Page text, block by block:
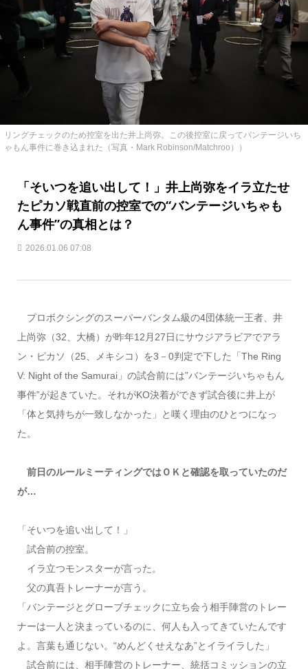
リングチェックのため控室を出た井上尚弥。この後控室に戻ってバンテージいち
ゃもん事件に巻き込まれた（写真・Mark Robinson/Matchroo））
「そいつを追い出して！」井上尚弥をイラ立たせ
たピカソ戦直前の控室での“バンテージいちゃも
ん事件”の真相とは？
2026.01.06 07:08
プロボクシングのスーパーバンタム級の4団体統一王者、井
上尚弥（32、大橋）が昨年12月27日にサウジアラビアでアラ
ン・ピカソ（25、メキシコ）を3－0判定で下した「The Ring
V: Night of the Samurai」の試合前には”バンテージいちゃもん
事件”が起きていた。それがKO決着ができず試合後に井上が
「体と気持ちが一致しなかった」と嘆く理由のひとつになっ
た。
前日のルールミーティングではＯＫと確認を取っていたのだ
が…
「そいつを追い出して！」
試合前の控室。
イラ立つモンスターが言った。
父の真吾トレーナーが言う。
「バンテージとグローブチェックに立ち会う相手陣営のトレー
ナーは一人と決まっているのに、何人も入ってきていたんです
よ。言葉も通じない。“めんどくせえなあ”とイライラした」
試合前には、相手陣営のトレーナー、統括コミッションの立